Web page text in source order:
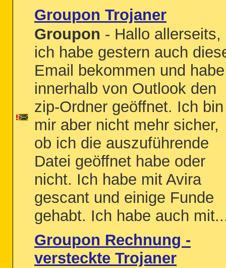
Groupon Trojaner
Groupon - Hallo allerseits,
ich habe gestern auch
Email bekommen und habe
innerhalb von Outlook den
zip-Ordner geöffnet. Ich bin
mir aber nicht mehr sicher,
ob ich die auszuführende
Datei geöffnet habe oder
nicht. Ich habe mit Avira
gescant und einige Funde
gehabt. Ich habe auch
Groupon Rechnung -
versteckte Trojaner